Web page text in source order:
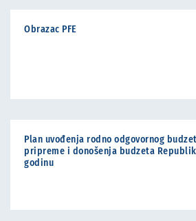
Obrazac PFE
Plan uvođenja rodno odgovornog
pripreme i donošenja budzeta
godinu